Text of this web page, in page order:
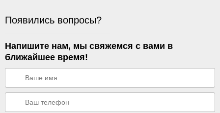
Появились вопросы?
Напишите нам, мы свяжемся с вами в
ближайшее время!